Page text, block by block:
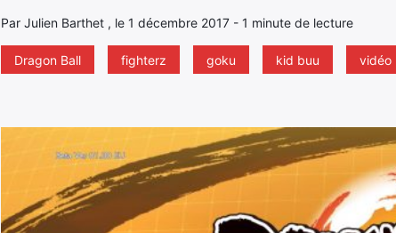
Par Julien Barthet , le 1 décembre 2017 - 1 minute de lecture
Dragon Ball fighterz goku kid buu vidéo